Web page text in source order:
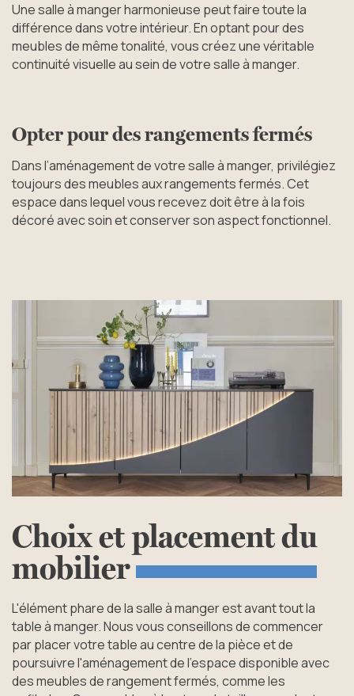
Une salle à manger harmonieuse peut faire toute la
différence dans votre intérieur. En optant pour des
meubles de même tonalité, vous créez une véritable
continuité visuelle au sein de votre salle à manger.
Opter pour des rangements fermés
Dans l’aménagement de votre salle à manger, privilégiez
toujours des meubles aux rangements fermés. Cet
espace dans lequel vous recevez doit être à la fois
décoré avec soin et conserver son aspect fonctionnel.
Choixetplacementdu
mobilier
L'élément phare de la salle à manger est avant tout la
table à manger. Nous vous conseillons de commencer
par placer votre table au centre de la pièce et de
poursuivre l'aménagement de l’espace disponible avec
des meubles de rangement fermés, comme les